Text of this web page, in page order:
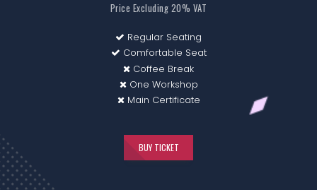
Price Excluding 20% VAT
Regular Seating
Comfortable Seat
Coffee Break
One Workshop
Main Certificate
BUY TICKET